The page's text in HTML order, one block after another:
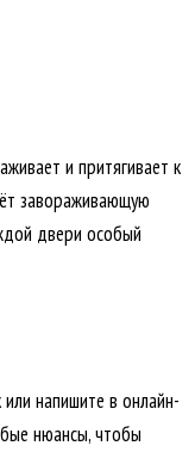
и притягивает к
завораживающую
двери особый
или напишите в онлайн-
нюансы, чтобы